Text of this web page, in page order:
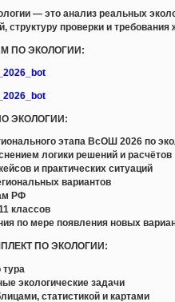
— это анализ реальных
структуру проверки и требования
ПО ЭКОЛОГИИ:
ЭКОЛОГИИ:
этапа ВсОШ 2026 по
логики решений и расчётов
и практических ситуаций
вариантов
РФ
классов
по мере появления новых
ПО ЭКОЛОГИИ:
тура
экологические задачи
статистикой и картами